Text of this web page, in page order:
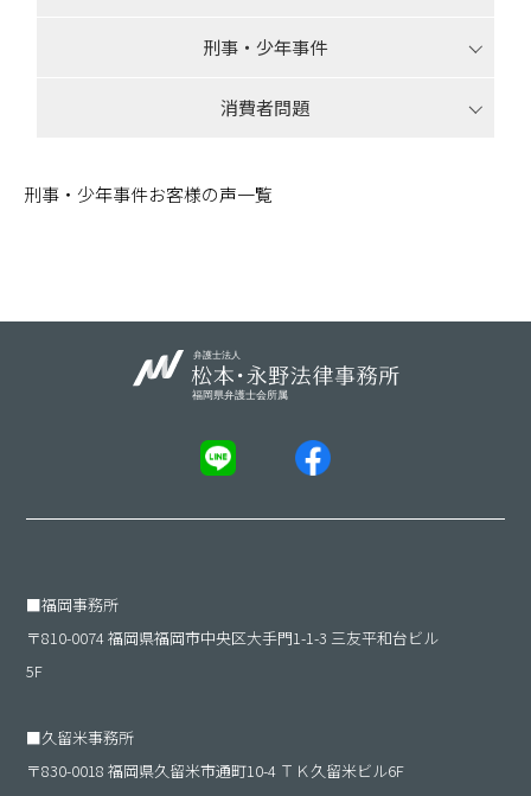
刑事・少年事件
消費者問題
刑事・少年事件お客様の声一覧
■福岡事務所
〒810-0074 福岡県福岡市中央区大手門1-1-3 三友平和台ビル
5F
■久留米事務所
〒830-0018 福岡県久留米市通町10-4 ＴＫ久留米ビル6F